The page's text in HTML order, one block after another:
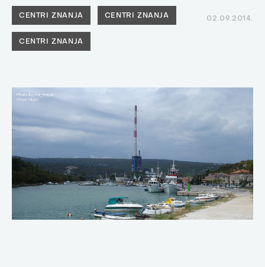
CENTRI ZNANJA CENTRI ZNANJA
CENTRI ZNANJA
02.09.2014.